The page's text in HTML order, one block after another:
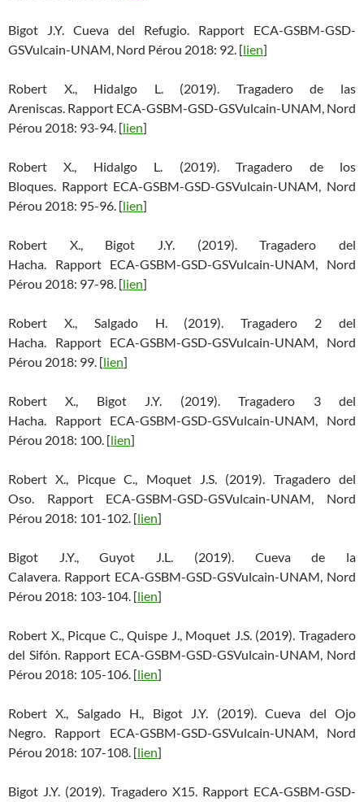
Bigot J.Y. Cueva del Refugio. Rapport ECA-GSBM-GSD-
GSVulcain-UNAM, Nord Pérou 2018: 92. [lien]
Robert X., Hidalgo L. (2019). Tragadero de las
Areniscas. Rapport ECA-GSBM-GSD-GSVulcain-UNAM, Nord
Pérou 2018: 93-94. [lien]
Robert X., Hidalgo L. (2019). Tragadero de los
Bloques. Rapport ECA-GSBM-GSD-GSVulcain-UNAM, Nord
Pérou 2018: 95-96. [lien]
Robert X., Bigot J.Y. (2019). Tragadero del
Hacha. Rapport ECA-GSBM-GSD-GSVulcain-UNAM, Nord
Pérou 2018: 97-98. [lien]
Robert X., Salgado H. (2019). Tragadero 2 del
Hacha. Rapport ECA-GSBM-GSD-GSVulcain-UNAM, Nord
Pérou 2018: 99. [lien]
Robert X., Bigot J.Y. (2019). Tragadero 3 del
Hacha. Rapport ECA-GSBM-GSD-GSVulcain-UNAM, Nord
Pérou 2018: 100. [lien]
Robert X., Picque C., Moquet J.S. (2019). Tragadero del
Oso. Rapport ECA-GSBM-GSD-GSVulcain-UNAM, Nord
Pérou 2018: 101-102. [lien]
Bigot J.Y., Guyot J.L. (2019). Cueva de la
Calavera. Rapport ECA-GSBM-GSD-GSVulcain-UNAM, Nord
Pérou 2018: 103-104. [lien]
Robert X., Picque C., Quispe J., Moquet J.S. (2019). Tragadero
del Sifón. Rapport ECA-GSBM-GSD-GSVulcain-UNAM, Nord
Pérou 2018: 105-106. [lien]
Robert X., Salgado H., Bigot J.Y. (2019). Cueva del Ojo
Negro. Rapport ECA-GSBM-GSD-GSVulcain-UNAM, Nord
Pérou 2018: 107-108. [lien]
Bigot J.Y. (2019). Tragadero X15. Rapport ECA-GSBM-GSD-